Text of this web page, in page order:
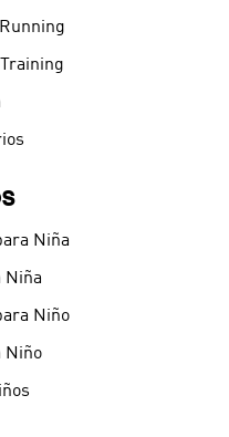
Niña
Niña
Niño
Niño